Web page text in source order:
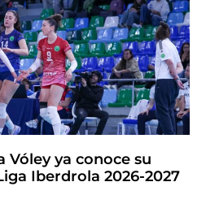
Vóley ya conoce su
Iberdrola 2026-2027